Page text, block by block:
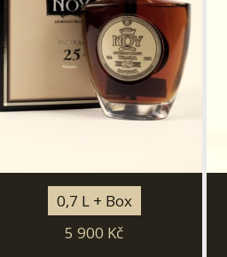
0,7 L + Box
5 900 Kč